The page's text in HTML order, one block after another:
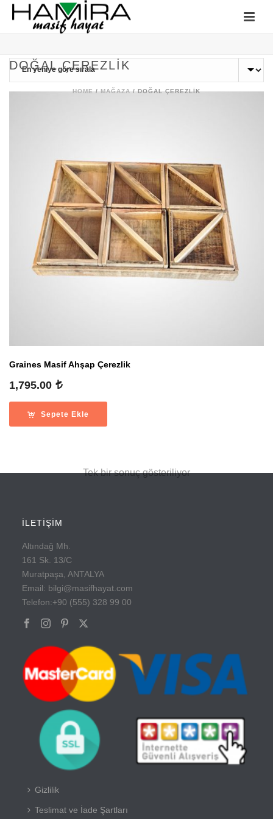
DOĞAL ÇEREZLIK
HOME/MAĞAZA/DOĞAL ÇEREZLIK
Graines Masif Ahşap Çerezlik
1,795.00
Sepete Ekle
Tek bir sonuç gösteriliyor
İLETİŞİM
Altındağ Mh.
161 Sk. 13/C
Muratpaşa, ANTALYA
Email: bilgi@masifhayat.com
Telefon:+90 (555) 328 99 00
Gizlilik
Teslimat ve İade Şartları